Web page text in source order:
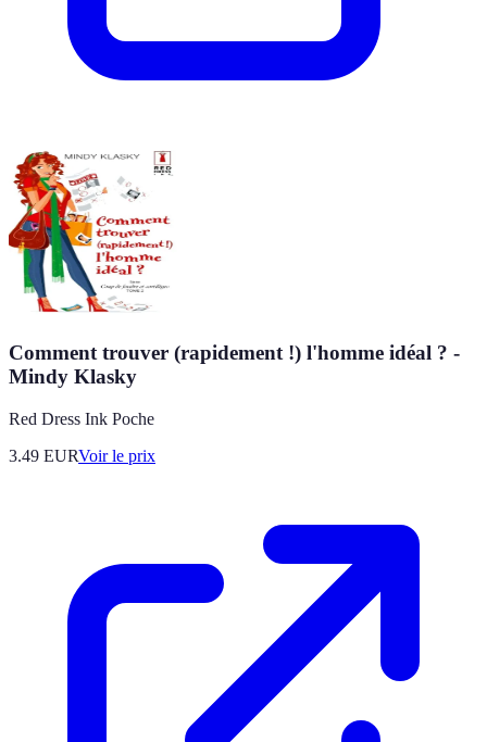
Comment trouver (rapidement !) l'homme idéal ? -
Mindy Klasky
Red Dress Ink Poche
3.49 EURVoir le prix